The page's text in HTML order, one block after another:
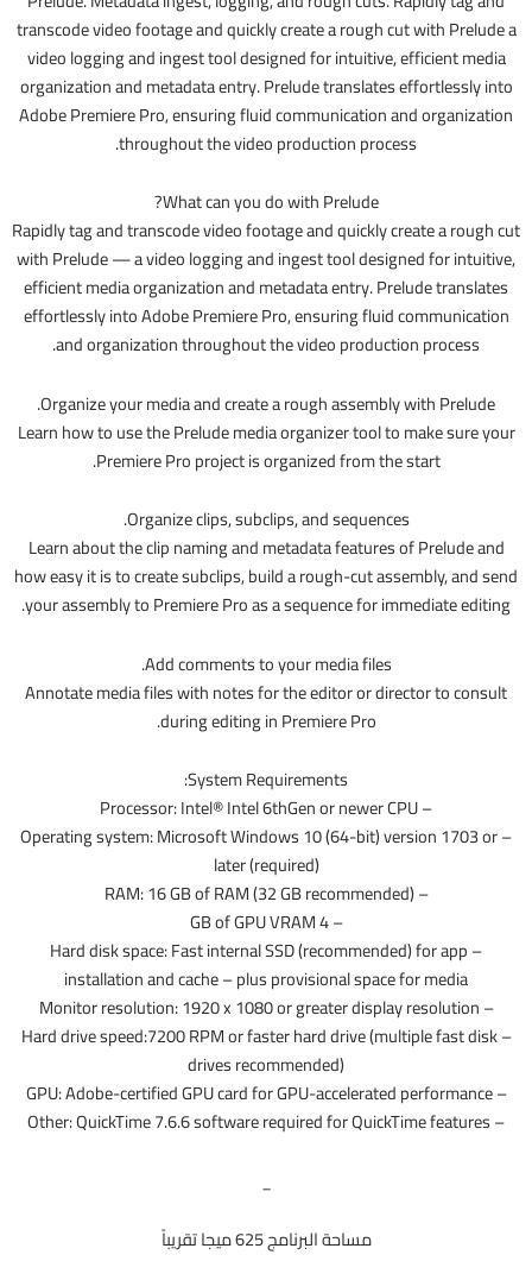
transcode video footage and quickly create a rough cut with Prelude a
video logging and ingest tool designed for intuitive, efficient media
organization and metadata entry. Prelude translates effortlessly into
Adobe Premiere Pro, ensuring fluid communication and organization
throughout the video production process.
What can you do with Prelude?
Rapidly tag and transcode video footage and quickly create a rough cut
with Prelude — a video logging and ingest tool designed for intuitive,
efficient media organization and metadata entry. Prelude translates
effortlessly into Adobe Premiere Pro, ensuring fluid communication
and organization throughout the video production process.
Organize your media and create a rough assembly with Prelude.
Learn how to use the Prelude media organizer tool to make sure your
Premiere Pro project is organized from the start.
Organize clips, subclips, and sequences.
Learn about the clip naming and metadata features of Prelude and
how easy it is to create subclips, build a rough-cut assembly, and send
your assembly to Premiere Pro as a sequence for immediate editing.
Add comments to your media files.
Annotate media files with notes for the editor or director to consult
during editing in Premiere Pro.
System Requirements:
– Processor: Intel® Intel 6thGen or newer CPU
– Operating system: Microsoft Windows 10 (64-bit) version 1703 or
later (required)
– RAM: 16 GB of RAM (32 GB recommended)
– 4 GB of GPU VRAM
– Hard disk space: Fast internal SSD (recommended) for app
installation and cache – plus provisional space for media
– Monitor resolution: 1920 x 1080 or greater display resolution
– Hard drive speed:7200 RPM or faster hard drive (multiple fast disk
drives recommended)
– GPU: Adobe-certified GPU card for GPU-accelerated performance
– Other: QuickTime 7.6.6 software required for QuickTime features
_
مساحة البرنامج 625 ميجا تقريباً